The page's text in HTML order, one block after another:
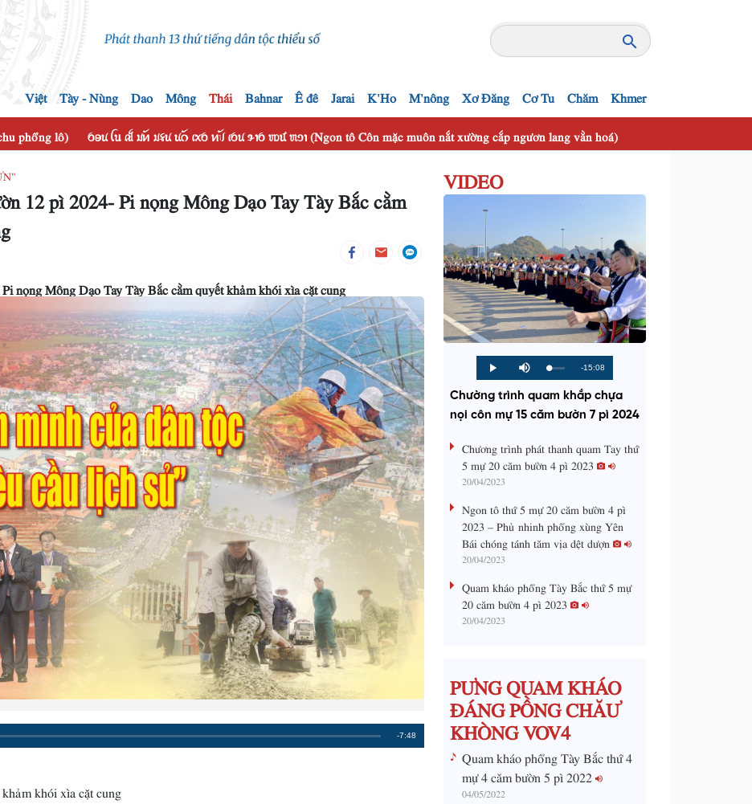
Việt Tày - Nùng Dao Mông Thái Bahnar Ê đê Jarai K'Ho M'nông Xơ Đăng Cơ Tu Chăm Khmer
phổng lô) ꪉꪮꪙ ꪶꪕ ꫛ ꪣꪀꪰ ꪣꪺꪙ ꪙꪒꪰ ꪹꪎꪉ ꪀꪚꪰ ꪹꪉꪙ ꪩꪱꪉ ꪪꪽ ꪬꪫꪱ (Ngon tô Côn mặc muôn nắt xường cắp ngươn lang vằn hoá)
12 pì 2024- Pi nọng Mông Dạo Tay Tày Bắc cằm
nọng Mông Dạo Tay Tày Bắc cằm quyết khảm khói xìa cặt cung
Remaining
-7:48
khói xìa cặt cung
VIDEO
P
l
y
M
u
e
L
o
d
d
:
P
r
g
e
s
%
R
e
m
i
T
i
-15:08
Chường trình quam khắp chựa
nọi côn mự 15 căm bườn 7 pì 2024
Chương trình phát thanh quam Tay thứ
5 mự 20 căm bườn 4 pì 2023
20/04/2023
Ngon tô thứ 5 mự 20 căm bườn 4 pì
2023 – Phủ nhinh phổng xùng Yên
Bái chóng tánh tăm vịa dệt dượn
20/04/2023
Quam kháo phổng Tày Bắc thứ 5 mự
20 căm bườn 4 pì 2023
20/04/2023
PƯNG QUAM KHÁO
ĐÁNG PỒNG CHĂƯ
KHÒNG VOV4
Quam kháo phổng Tày Bắc thứ 4
mự 4 căm bườn 5 pì 2022
04/05/2022